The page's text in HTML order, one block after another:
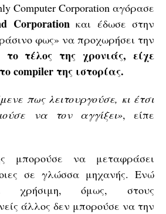
Computer Corporation αγόρασε
Corporationκαι έδωσε στην
φως» να προχωρήσει την
τέλος της χρονιάς, είχε
compiler της ιστορίας.
πως λειτουργούσε, κι έτσι
να τον αγγίξει», είπε
μπορούσε να μεταφράσει
σε γλώσσα μηχανής. Ενώ
χρήσιμη, όμως, στους
άλλος δεν μπορούσε να την